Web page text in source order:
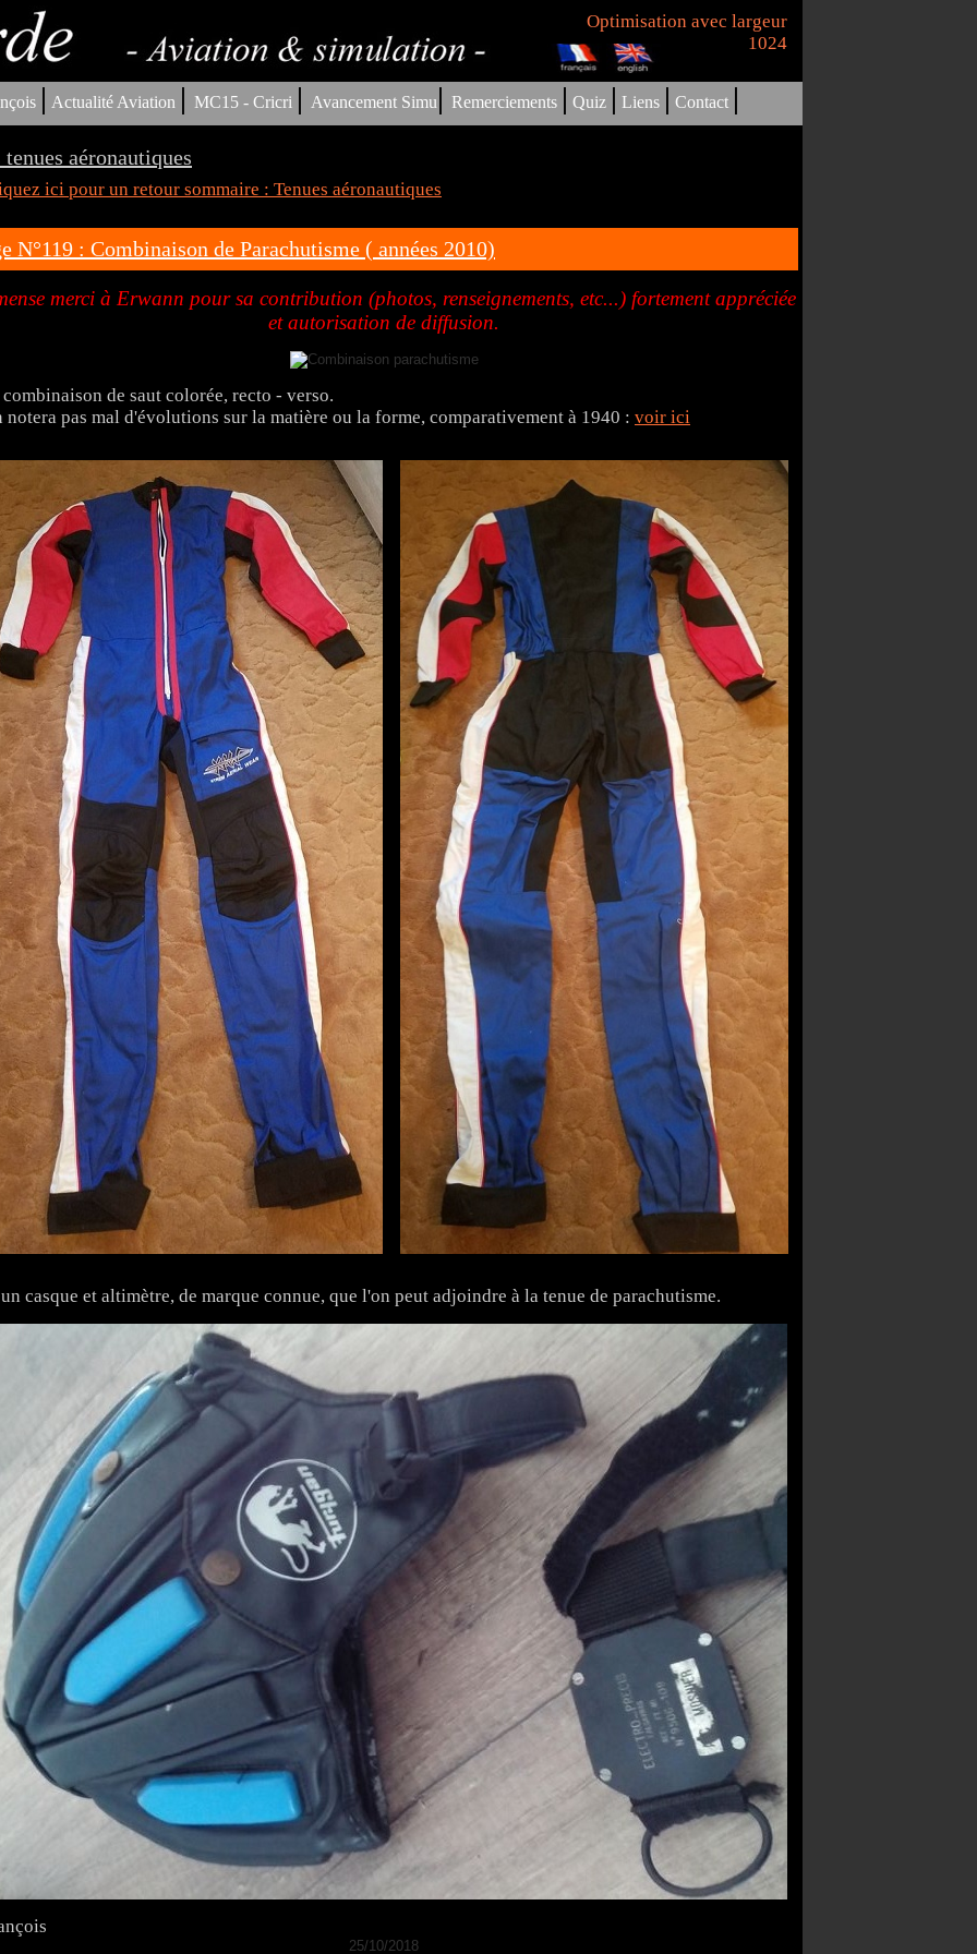
Optimisation avec largeur
1024
| Actualité Aviation | MC15 - Cricri | Avancement Simu| Remerciements | Quiz | Liens | Contact |
tenues aéronautiques
ici pour un retour sommaire : Tenues aéronautiques
N°119 : Combinaison de Parachutisme ( années 2010)
merci à Erwann pour sa contribution (photos, renseignements, etc...) fortement appréciée
et autorisation de diffusion.
combinaison de saut colorée, recto - verso.
notera pas mal d'évolutions sur la matière ou la forme, comparativement à 1940 : voir ici
casque et altimètre, de marque connue, que l'on peut adjoindre à la tenue de parachutisme.
25/10/2018